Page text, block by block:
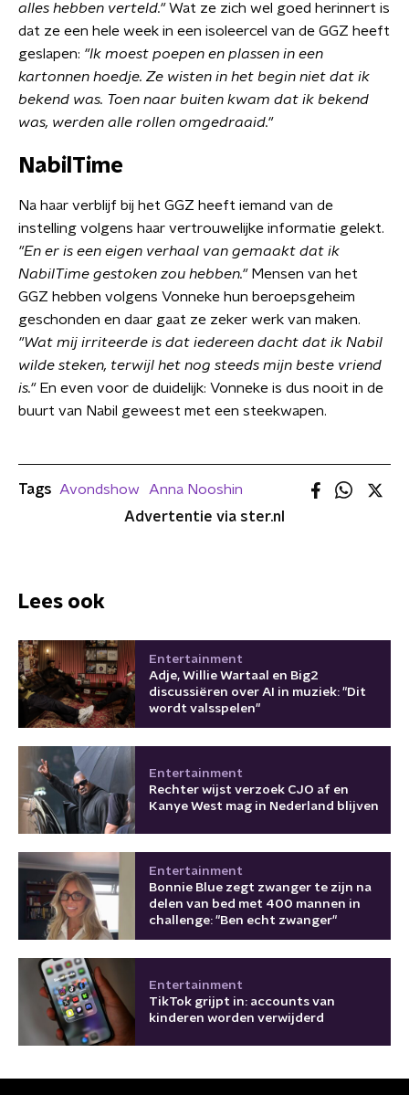
alles hebben verteld."Wat ze zich wel goed herinnert is
dat ze een hele week in een isoleercel van de GGZ heeft
geslapen: "Ik moest poepen en plassen in een
kartonnen hoedje. Ze wisten in het begin niet dat ik
bekend was. Toen naar buiten kwam dat ik bekend
was, werden alle rollen omgedraaid."
NabilTime
Na haar verblijf bij het GGZ heeft iemand van de
instelling volgens haar vertrouwelijke informatie gelekt.
"En er is een eigen verhaal van gemaakt dat ik
NabilTime gestoken zou hebben." Mensen van het
GGZ hebben volgens Vonneke hun beroepsgeheim
geschonden en daar gaat ze zeker werk van maken.
"Wat mij irriteerde is dat iedereen dacht dat ik Nabil
wilde steken, terwijl het nog steeds mijn beste vriend
is."En even voor de duidelijk: Vonneke is dus nooit in de
buurt van Nabil geweest met een steekwapen.
Tags Avondshow
Anna Nooshin
Advertentie via ster.nl
Lees ook
Entertainment
Adje, Willie Wartaal en Big2
discussiëren over AI in muziek: "Dit
wordt valsspelen"
Entertainment
Rechter wijst verzoek CJO af en
Kanye West mag in Nederland blijven
Entertainment
Bonnie Blue zegt zwanger te zijn na
delen van bed met 400 mannen in
challenge: "Ben echt zwanger"
Entertainment
TikTok grijpt in: accounts van
kinderen worden verwijderd